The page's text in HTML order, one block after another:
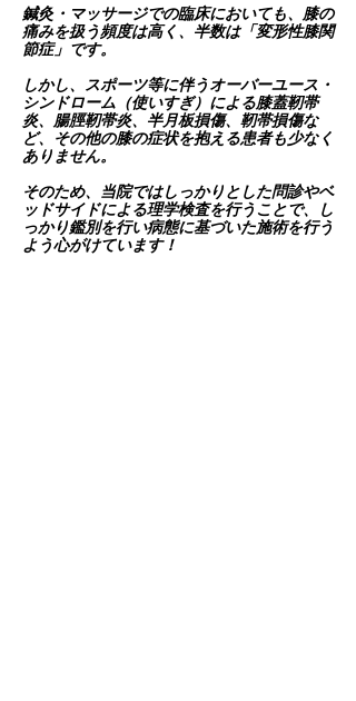
鍼灸・マッサージでの臨床においても、膝の
痛みを扱う頻度は高く、半数は「変形性膝関
節症」です。
しかし、スポーツ等に伴うオーバーユース・
シンドローム（使いすぎ）による膝蓋靭帯
炎、腸脛靭帯炎、半月板損傷、靭帯損傷な
ど、その他の膝の症状を抱える患者も少なく
ありません。
そのため、当院ではしっかりとした問診やベ
ッドサイドによる理学検査を行うことで、し
っかり鑑別を行い病態に基づいた施術を行う
よう心がけています！